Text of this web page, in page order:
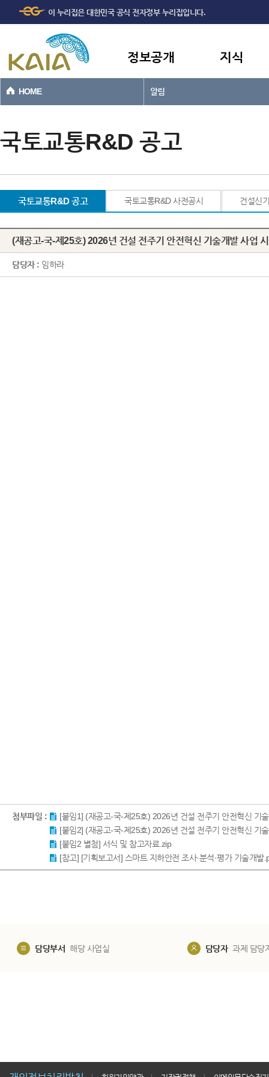
본문바로가기
이 누리집은 대한민국 공식 전자정부 누리집입니다.
정보공개 지식
HOME 알림
국토교통R&D 공고
국토교통R&D 공고 국토교통R&D 사전공시 건설신
(재공고-국-제25호) 2026년 건설 전주기 안전혁신 기술개발 사업
담당자 : 임하라
첨부파일 :
[붙임1] (재공고-국-제25호) 2026년 건설 전주기 안전혁신 기
[붙임2] (재공고-국-제25호) 2026년 건설 전주기 안전혁신 기
[붙임2 별첨] 서식 및 참고자료.zip
[참고] [기획보고서] 스마트 지하안전 조사·분석·평가 기술개발
담당부서 해당 사업실 담당자 과제 담당